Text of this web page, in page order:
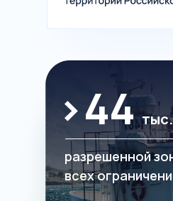
>44
разрешенной
всех